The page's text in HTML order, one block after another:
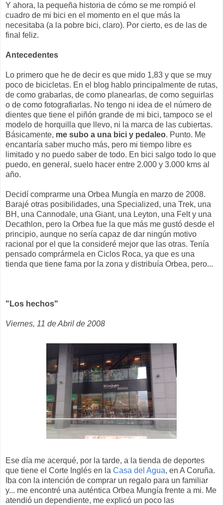
Y ahora, la pequeña historia de cómo se me rompió el
cuadro de mi bici en el momento en el que más la
necesitaba (a la pobre bici, claro). Por cierto, es de las de
final feliz.
Antecedentes
Lo primero que he de decir es que mido 1,83 y que se muy
poco de bicicletas. En el blog hablo principalmente de rutas,
de como grabarlas, de como planearlas, de como seguirlas
o de como fotografiarlas. No tengo ni idea de el número de
dientes que tiene el piñón grande de mi bici, tampoco se el
modelo de horquilla que llevo, ni la marca de las cubiertas.
Básicamente, me subo a una bici y pedaleo. Punto. Me
encantaría saber mucho más, pero mi tiempo libre es
limitado y no puedo saber de todo. En bici salgo todo lo que
puedo, en general, suelo hacer entre 2.000 y 3.000 kms al
año.
Decidí comprarme una Orbea Mungía en marzo de 2008.
Barajé otras posibilidades, una Specialized, una Trek, una
BH, una Cannodale, una Giant, una Leyton, una Felt y una
Decathlon, pero la Orbea fue la que más me gustó desde el
principio, aunque no sería capaz de dar ningún motivo
racional por el que la consideré mejor que las otras. Tenía
pensado comprármela en Ciclos Roca, ya que es una
tienda que tiene fama por la zona y distribuía Orbea, pero...
"Los hechos"
Viernes, 11 de Abril de 2008
Ese día me acerqué, por la tarde, a la tienda de deportes
que tiene el Corte Inglés en la Casa del Agua, en A Coruña.
Iba con la intención de comprar un regalo para un familiar
y... me encontré una auténtica Orbea Mungía frente a mi. Me
atendió un dependiente, me explicó un poco las